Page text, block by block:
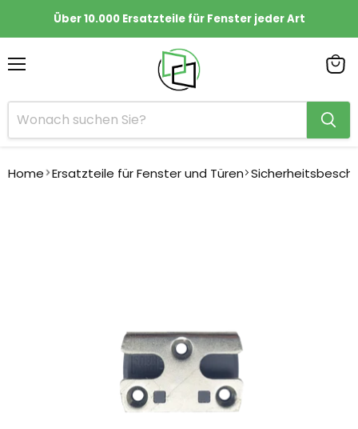
Über 10.000 Ersatzteile für Fenster jeder Art
Home Ersatzteile für Fenster und Türen